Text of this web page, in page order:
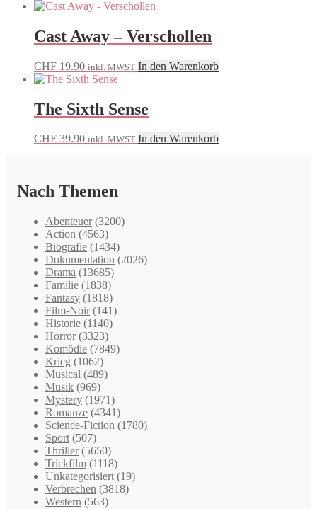
Cast Away – Verschollen
CHF 19.90 inkl. MWST In den Warenkorb
The Sixth Sense
CHF 39.90 inkl. MWST In den Warenkorb
Nach Themen
Abenteuer (3200)
Action (4563)
Biografie (1434)
Dokumentation (2026)
Drama (13685)
Familie (1838)
Fantasy (1818)
Film-Noir (141)
Historie (1140)
Horror (3323)
Komödie (7849)
Krieg (1062)
Musical (489)
Musik (969)
Mystery (1971)
Romanze (4341)
Science-Fiction (1780)
Sport (507)
Thriller (5650)
Trickfilm (1118)
Unkategorisiert (19)
Verbrechen (3818)
Western (563)